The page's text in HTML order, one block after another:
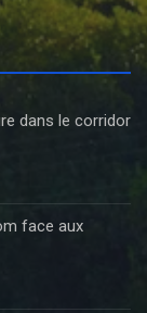
dans le corridor
face aux